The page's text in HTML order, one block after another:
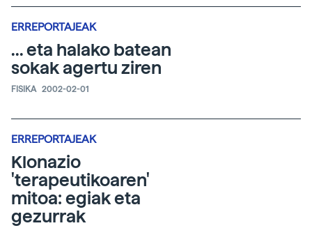
ERREPORTAJEAK
... eta halako batean
sokak agertu ziren
FISIKA 2002-02-01
ERREPORTAJEAK
Klonazio
'terapeutikoaren'
mitoa: egiak eta
gezurrak